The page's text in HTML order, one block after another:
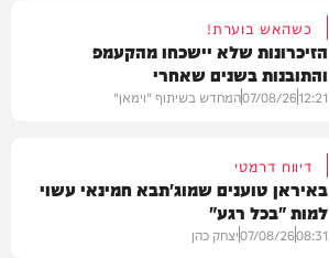
כשהאש בוערת!
הזיכרונות שלא יישכחו מהקעמפ
והתובנות בשנים שאחרי
12:21
07/08/26המחדש בשיתוף "וימאן"
דיווח דרמטי
באיראן טוענים שמוג'תבא חמינאי עשוי
למות "בכל רגע"
08:31
07/08/26יצחק כהן